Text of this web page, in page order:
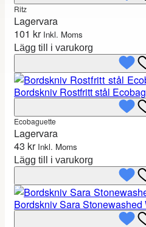
Ritz
Lagervara
101 kr Inkl. Moms
Lägg till i varukorg
Bordskniv Rostfritt stål
Ecobaguette
Lagervara
43 kr Inkl. Moms
Lägg till i varukorg
Bordskniv Sara Stonewashed